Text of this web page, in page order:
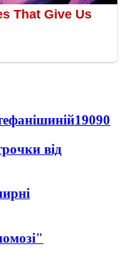
19090
від